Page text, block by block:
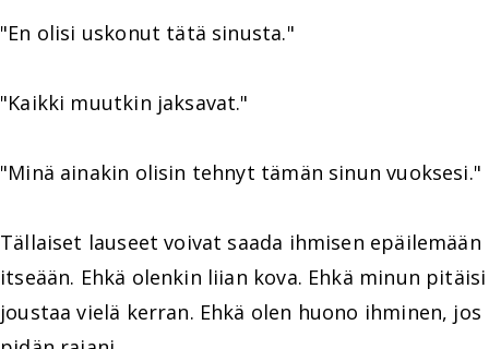
"En olisi uskonut tätä sinusta."
"Kaikki muutkin jaksavat."
"Minä ainakin olisin tehnyt tämän sinun vuoksesi."
Tällaiset lauseet voivat saada ihmisen epäilemään
itseään. Ehkä olenkin liian kova. Ehkä minun pitäisi
joustaa vielä kerran. Ehkä olen huono ihminen, jos